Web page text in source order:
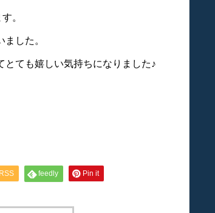
。
した。
ても嬉しい気持ちになりました♪
RSS feedly Pin it